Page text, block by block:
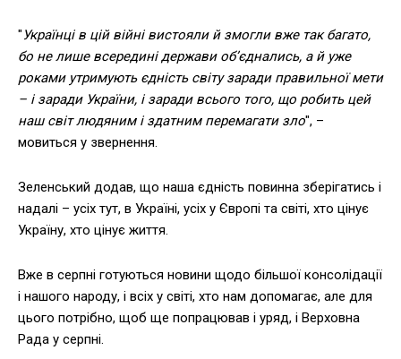
"Українці в цій війні вистояли й змогли вже так багато,
бо не лише всередині держави об’єднались, а й уже
роками утримують єдність світу заради правильної мети
– і заради України, і заради всього того, що робить цей
наш світ людяним і здатним перемагати зло", –
мовиться у звернення.
Зеленський додав, що наша єдність повинна зберігатись і
надалі – усіх тут, в Україні, усіх у Європі та світі, хто цінує
Україну, хто цінує життя.
Вже в серпні готуються новини щодо більшої консолідації
і нашого народу, і всіх у світі, хто нам допомагає, але для
цього потрібно, щоб ще попрацював і уряд, і Верховна
Рада у серпні.